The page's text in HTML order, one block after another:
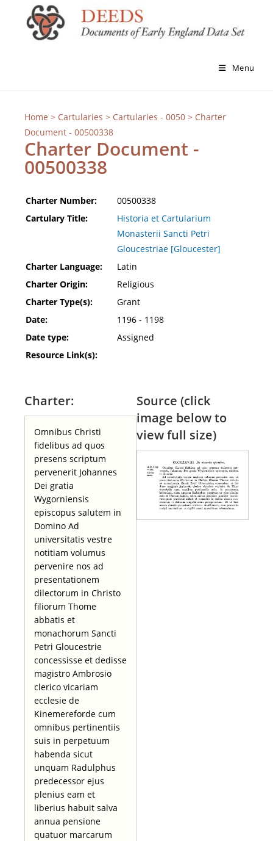
Menu
Home > Cartularies > Cartularies - 0050> Charter
Document - 00500338
Charter Document -
00500338
Charter Number:
00500338
Cartulary Title:
Historia et Cartularium
Monasterii Sancti Petri
Gloucestriae [Gloucester]
Charter Language:
Latin
Charter Origin:
Religious
Charter Type(s):
Grant
Date:
1196 - 1198
Date type:
Assigned
Resource Link(s):
Charter:
Omnibus Christi
fidelibus ad quos
presens scriptum
pervenerit Johannes
Dei gratia
Wygorniensis
episcopus salutem in
Domino Ad
universitatis vestre
notitiam volumus
pervenire nos ad
presentationem
dilectorum in Christo
filiorum Thome
abbatis et
monachorum Sancti
Petri Gloucestrie
concessisse et dedisse
magistro Ambrosio
clerico vicariam
ecclesie de
Kinemereforde cum
omnibus pertinentiis
suis in perpetuum
habenda sicut
unquam Radulphus
predecessor ejus
plenius eam et
liberius habuit salva
annua pensione
quatuor marcarum
Source (click
image below to
view full size)